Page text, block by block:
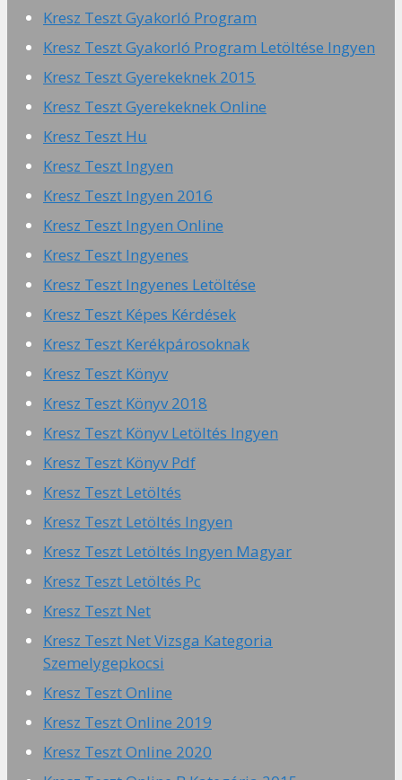
Kresz Teszt Gyakorló Program
Kresz Teszt Gyakorló Program Letöltése Ingyen
Kresz Teszt Gyerekeknek 2015
Kresz Teszt Gyerekeknek Online
Kresz Teszt Hu
Kresz Teszt Ingyen
Kresz Teszt Ingyen 2016
Kresz Teszt Ingyen Online
Kresz Teszt Ingyenes
Kresz Teszt Ingyenes Letöltése
Kresz Teszt Képes Kérdések
Kresz Teszt Kerékpárosoknak
Kresz Teszt Könyv
Kresz Teszt Könyv 2018
Kresz Teszt Könyv Letöltés Ingyen
Kresz Teszt Könyv Pdf
Kresz Teszt Letöltés
Kresz Teszt Letöltés Ingyen
Kresz Teszt Letöltés Ingyen Magyar
Kresz Teszt Letöltés Pc
Kresz Teszt Net
Kresz Teszt Net Vizsga Kategoria
Szemelygepkocsi
Kresz Teszt Online
Kresz Teszt Online 2019
Kresz Teszt Online 2020